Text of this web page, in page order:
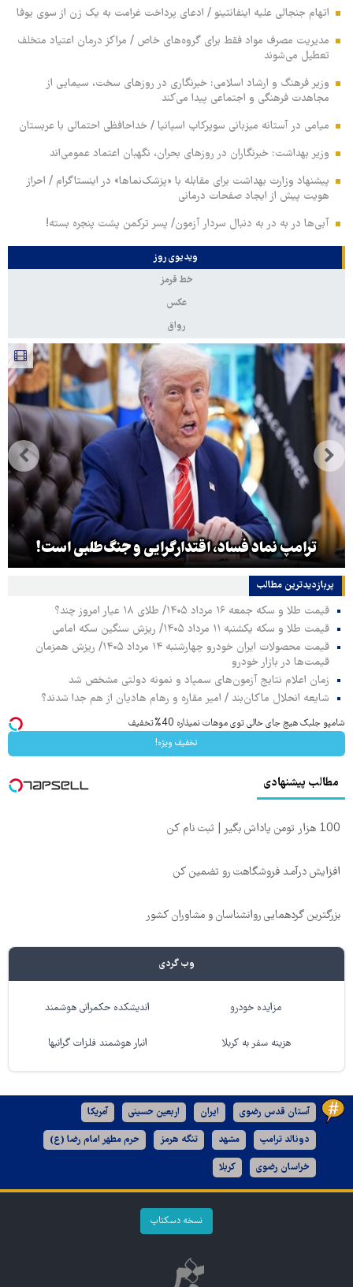
اتهام جنجالی علیه اینفانتینو / ادعای پرداخت غرامت به یک زن از سوی یوفا
مدیریت مصرف مواد فقط برای گروه‌های خاص / مراکز درمان اعتیاد متخلف
تعطیل می‌شوند
وزیر فرهنگ و ارشاد اسلامی: خبرنگاری در روزهای سخت، سیمایی از
مجاهدت فرهنگی و اجتماعی پیدا می‌کند
میامی در آستانه میزبانی سوپرکاپ اسپانیا / خداحافظی احتمالی با عربستان
وزیر بهداشت: خبرنگاران در روزهای بحران، نگهبان اعتماد عمومی‌اند
پیشنهاد وزارت بهداشت برای مقابله با «پزشک‌نماها» در اینستاگرام / احراز
هویت پیش از ایجاد صفحات درمانی
آبی‌ها در به در به دنبال سردار آزمون/ پسر ترکمن پشت پنجره بسته!
ویدیوی روز
خط قرمز
عکس
رواق
ترامپ نماد فساد، اقتدارگرایی و جنگ‌طلبی است!
پربازدیدترین‌ مطالب
قیمت طلا و سکه جمعه ۱۶ مرداد ۱۴۰۵/ طلای ۱۸ عیار امروز چند؟
قیمت طلا و سکه یکشنبه ۱۱ مرداد ۱۴۰۵/ ریزش سنگین سکه امامی
قیمت محصولات ایران خودرو چهارشنبه ۱۴ مرداد ۱۴۰۵/ ریزش همزمان
قیمت‌ها در بازار خودرو
زمان اعلام نتایج آزمون‌های سمپاد و نمونه دولتی مشخص شد
شایعه انحلال ماکان‌بند / امیر مقاره و رهام هادیان از هم جدا شدند؟
شامپو جلبک هیچ جای خالی توی موهات نمیذاره 40%تخفیف
تخفیف ویژه!
مطالب پیشنهادی
100 هزار تومن پاداش بگیر | ثبت نام کن
افزایش درآمـد فروشگاهت رو تضمین کن
بزرگترین گردهمایی روانشناسان و مشاوران کشور
وب گردی
مزایده خودرو اندیشکده حکمرانی هوشمند
هزینه سفر به کربلا انبار هوشمند فلزات گرانبها
آستان قدس رضوی ایران اربعین حسینی آمریکا
دونالد ترامپ مشهد تنگه هرمز حرم مطهر امام رضا (ع)
خراسان رضوی کربلا
نسخه دسکتاپ